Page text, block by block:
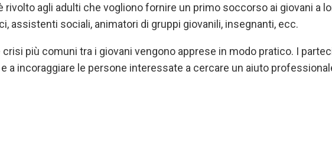
agli adulti che vogliono fornire un primo soccorso ai giovani a
assistenti sociali, animatori di gruppi giovanili, insegnanti, ecc.
più comuni tra i giovani vengono apprese in modo pratico. I
a incoraggiare le persone interessate a cercare un aiuto